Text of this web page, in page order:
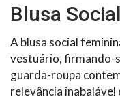
Blusa
A blusa social
vestuário, firmando-
guarda-roupa
relevância